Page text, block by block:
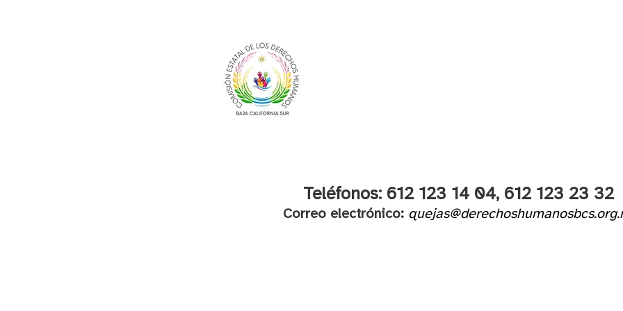
Teléfonos: 612 123 14 04, 612 123 23 32
Correo electrónico: